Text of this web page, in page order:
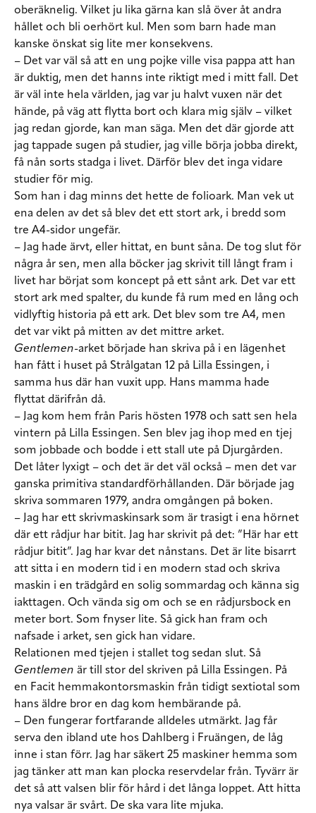
oberäknelig. Vilket ju lika gärna kan slå över åt andra
hållet och bli oerhört kul. Men som barn hade man
kanske önskat sig lite mer konsekvens.
– Det var väl så att en ung pojke ville visa pappa att han
är duktig, men det hanns inte riktigt med i mitt fall. Det
är väl inte hela världen, jag var ju halvt vuxen när det
hände, på väg att flytta bort och klara mig själv – vilket
jag redan gjorde, kan man säga. Men det där gjorde att
jag tappade sugen på studier, jag ville börja jobba direkt,
få nån sorts stadga i livet. Därför blev det inga vidare
studier för mig.
Som han i dag minns det hette de folioark. Man vek ut
ena delen av det så blev det ett stort ark, i bredd som
tre A4-sidor ungefär.
– Jag hade ärvt, eller hittat, en bunt såna. De tog slut för
några år sen, men alla böcker jag skrivit till långt fram i
livet har börjat som koncept på ett sånt ark. Det var ett
stort ark med spalter, du kunde få rum med en lång och
vidlyftig historia på ett ark. Det blev som tre A4, men
det var vikt på mitten av det mittre arket.
Gentlemen-arket började han skriva på i en lägenhet
han fått i huset på Strålgatan 12 på Lilla Essingen, i
samma hus där han vuxit upp. Hans mamma hade
flyttat därifrån då.
– Jag kom hem från Paris hösten 1978 och satt sen hela
vintern på Lilla Essingen. Sen blev jag ihop med en tjej
som jobbade och bodde i ett stall ute på Djurgården.
Det låter lyxigt – och det är det väl också – men det var
ganska primitiva standardförhållanden. Där började jag
skriva sommaren 1979, andra omgången på boken.
– Jag har ett skrivmaskinsark som är trasigt i ena hörnet
där ett rådjur har bitit. Jag har skrivit på det: ”Här har ett
rådjur bitit”. Jag har kvar det nånstans. Det är lite bisarrt
att sitta i en modern tid i en modern stad och skriva
maskin i en trädgård en solig sommardag och känna sig
iakttagen. Och vända sig om och se en rådjursbock en
meter bort. Som fnyser lite. Så gick han fram och
nafsade i arket, sen gick han vidare.
Relationen med tjejen i stallet tog sedan slut. Så
Gentlemen är till stor del skriven på Lilla Essingen. På
en Facit hemmakontorsmaskin från tidigt sextiotal som
hans äldre bror en dag kom hembärande på.
– Den fungerar fortfarande alldeles utmärkt. Jag får
serva den ibland ute hos Dahlberg i Fruängen, de låg
inne i stan förr. Jag har säkert 25 maskiner hemma som
jag tänker att man kan plocka reservdelar från. Tyvärr är
det så att valsen blir för hård i det långa loppet. Att hitta
nya valsar är svårt. De ska vara lite mjuka.